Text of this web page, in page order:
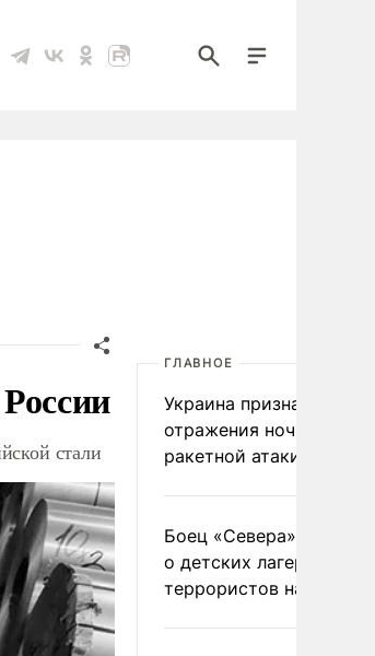
стали
ГЛАВНОЕ
Украина признала
отражения ночной
ракетной атаки
Боец «Севера»
о детских лагерях
террористов на